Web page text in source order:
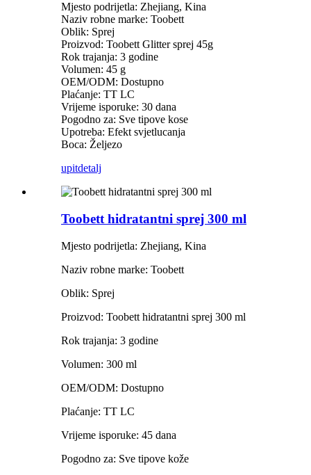
Mjesto podrijetla: Zhejiang, Kina
Naziv robne marke: Toobett
Oblik: Sprej
Proizvod: Toobett Glitter sprej 45g
Rok trajanja: 3 godine
Volumen: 45 g
OEM/ODM: Dostupno
Plaćanje: TT LC
Vrijeme isporuke: 30 dana
Pogodno za: Sve tipove kose
Upotreba: Efekt svjetlucanja
Boca: Željezo
upitdetalj
Toobett hidratantni sprej 300 ml
Mjesto podrijetla: Zhejiang, Kina
Naziv robne marke: Toobett
Oblik: Sprej
Proizvod: Toobett hidratantni sprej 300 ml
Rok trajanja: 3 godine
Volumen: 300 ml
OEM/ODM: Dostupno
Plaćanje: TT LC
Vrijeme isporuke: 45 dana
Pogodno za: Sve tipove kože